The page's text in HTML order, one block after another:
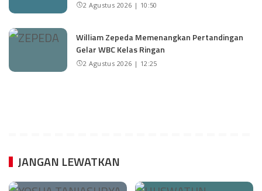
2 Agustus 2026 | 10:50
William Zepeda Memenangkan Pertandingan
Gelar WBC Kelas Ringan
2 Agustus 2026 | 12:25
JANGAN LEWATKAN